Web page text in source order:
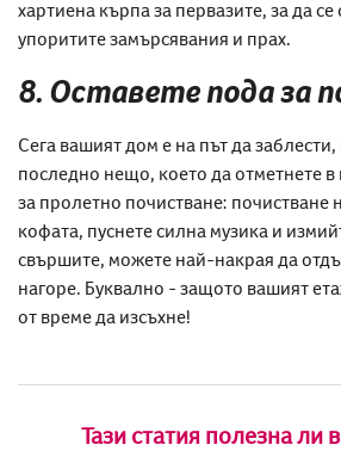
хартиена кърпа за первазите, за да се
упоритите замърсявания и прах.
8. Оставете пода за
Сега вашият дом е на път да
последно нещо, което да отметнете
за пролетно почистване: почистване
кофата, пуснете силна музика и
свършите, можете най-накрая да
нагоре. Буквално - защото вашият
от време да изсъхне!
Тази статия полезна ли